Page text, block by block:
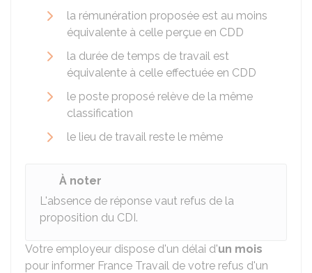
la rémunération proposée est au moins
équivalente à celle perçue en CDD
la durée de temps de travail est
équivalente à celle effectuée en CDD
le poste proposé relève de la même
classification
le lieu de travail reste le même
À noter
L'absence de réponse vaut refus de la
proposition du CDI.
Votre employeur dispose d'un délai d'un mois
pour informer France Travail de votre refus d'un